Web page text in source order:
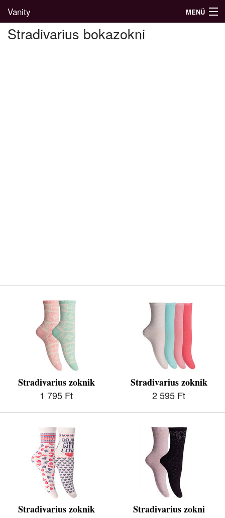
Vanity MENÜ
Stradivarius bokazokni
Stradivarius zoknik
1 795 Ft
Stradivarius zoknik
2 595 Ft
Stradivarius zoknik
Stradivarius zokni